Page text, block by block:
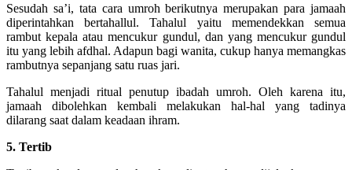
Sesudah sa’i, tata cara umroh berikutnya merupakan para jamaah
diperintahkan bertahallul. Tahalul yaitu memendekkan semua
rambut kepala atau mencukur gundul, dan yang mencukur gundul
itu yang lebih afdhal. Adapun bagi wanita, cukup hanya memangkas
rambutnya sepanjang satu ruas jari.
Tahalul menjadi ritual penutup ibadah umroh. Oleh karena itu,
jamaah dibolehkan kembali melakukan hal-hal yang tadinya
dilarang saat dalam keadaan ihram.
5. Tertib